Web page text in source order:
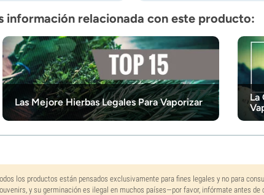
información relacionada con este producto:
Las Mejore Hierbas Legales Para Vaporizar
La
los productos están pensados exclusivamente para fines legales y no para
y su germinación es ilegal en muchos países—por favor, infórmate antes